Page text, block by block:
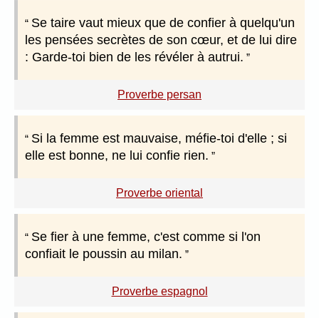
Se taire vaut mieux que de confier à quelqu'un
les pensées secrètes de son cœur, et de lui dire
: Garde-toi bien de les révéler à autrui.
Proverbe persan
Si la femme est mauvaise, méfie-toi d'elle ; si
elle est bonne, ne lui confie rien.
Proverbe oriental
Se fier à une femme, c'est comme si l'on
confiait le poussin au milan.
Proverbe espagnol